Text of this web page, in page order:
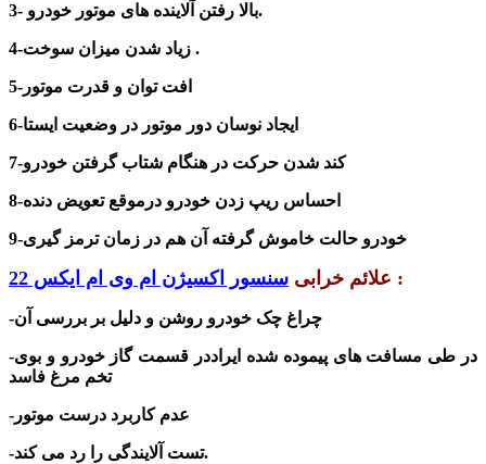
3- بالا رفتن آلاینده های موتور خودرو.
4-زیاد شدن میزان سوخت .
5-افت توان و قدرت موتور
6-ایجاد نوسان دور موتور در وضعیت ایستا
7-کند شدن حرکت در هنگام شتاب گرفتن خودرو
8-احساس ریپ زدن خودرو درموقع تعویض دنده
9-خودرو حالت خاموش گرفته آن هم در زمان ترمز گیری
علائم خرابی سنسور اکسیژن ام وی ام ایکس 22 :
-چراغ چک خودرو روشن و دلیل بر بررسی آن
-در طی مسافت های پیموده شده ایراددر قسمت گاز خودرو و بوی
تخم مرغ فاسد
-عدم کاربرد درست موتور
-تست آلایندگی را رد می کند.